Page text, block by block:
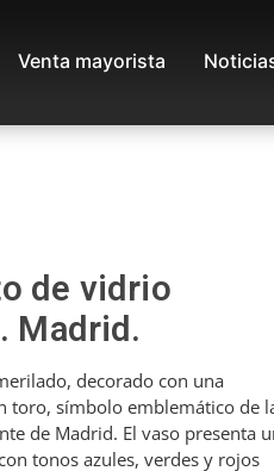
Venta mayorista
de vidrio
Madrid.
decorado con una
toro, símbolo emblemático de
de Madrid. El vaso presenta
tonos azules, verdes y rojos